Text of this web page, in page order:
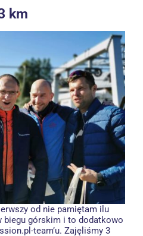
km
od nie pamiętam ilu
biegu górskim i to dodatkowo
team’u. Zajęliśmy 3